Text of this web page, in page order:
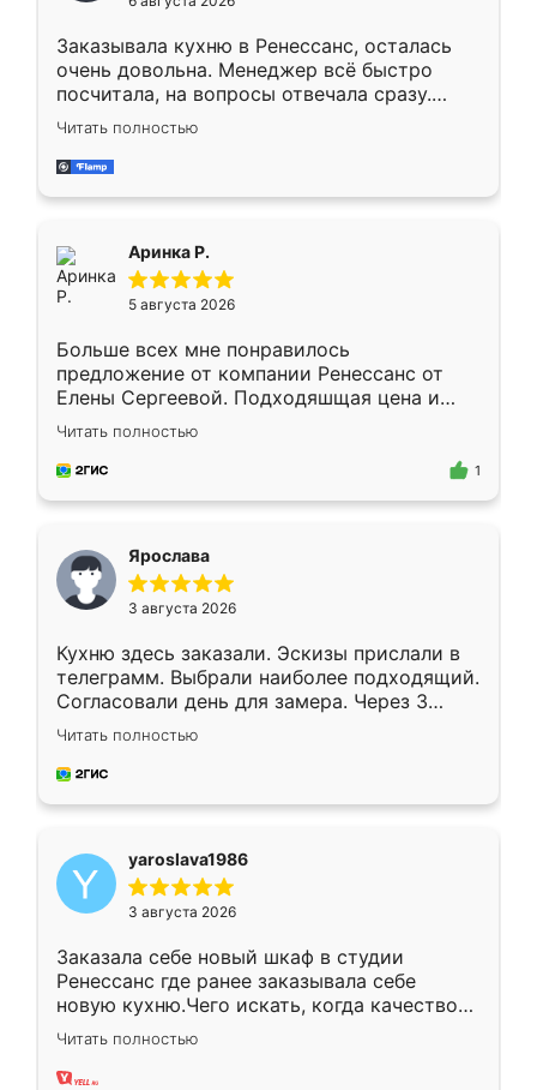
мебели буду заказывать только здесь.
Заказывала кухню в Ренессанс, осталась
очень довольна. Менеджер всё быстро
посчитала, на вопросы отвечала сразу.
Замерщик приехал в субботу, подошёл к
делу со всей ответственностью. Собрали
за день, ребята работали аккуратно, даже
Читать полностью
Аринка Р.
5 августа 2026
Больше всех мне понравилось
предложение от компании Ренессанс от
Елены Сергеевой. Подходяшщая цена и
короткие сроки изготовления. Приехавший
для замера сотрудник Владислав
предложил по моему эскизу самый
Читать полностью
1
Ярослава
3 августа 2026
Кухню здесь заказали. Эскизы прислали в
телеграмм. Выбрали наиболее подходящий.
Согласовали день для замера. Через 3
недели кухня была уже готова. Остались
довольны работой. Спасибо Ренессанс
мебель за качественную работу!
Читать полностью
yaroslava1986
3 августа 2026
Заказала себе новый шкаф в студии
Ренессанс где ранее заказывала себе
новую кухню.Чего искать, когда качеством
вполне довольна. Служит кухня уже почти
два года, нареканий нет.
Читать полностью